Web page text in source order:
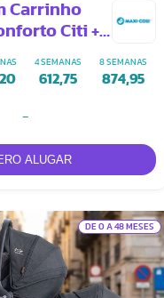
Carrinho
Citi +
4 SEMANAS
612,75
8 SEMANAS
874,95
-
DE 0 A 48 MESES